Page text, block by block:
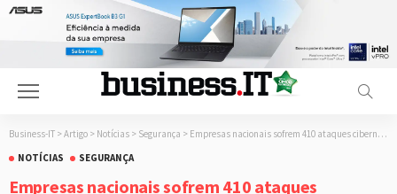
Business-IT > Artigo > Notícias > Segurança > Empresas nacionais sofrem 410 ataques cibernéticos por semana
NOTÍCIAS
SEGURANÇA
Empresas nacionais sofrem 410 ataques